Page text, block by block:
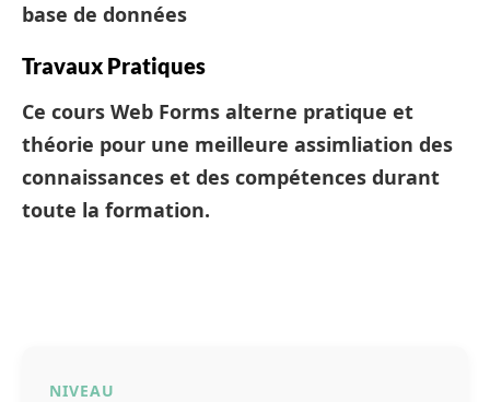
base de données
Travaux Pratiques
Ce cours Web Forms alterne pratique et
théorie pour une meilleure assimliation des
connaissances et des compétences durant
toute la formation.
NIVEAU